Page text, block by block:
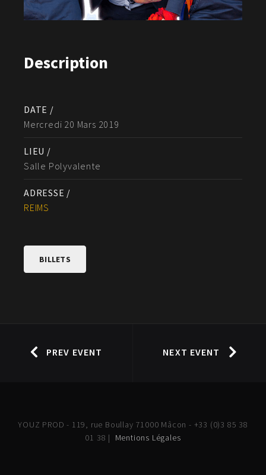
Description
DATE /
Mercredi 20 Mars 2019
LIEU /
Salle Polyvalente
ADRESSE /
REIMS
BILLETS
PREV EVENT NEXT EVENT
YOUZ PROD - 119, rue Boullay 71000 Mâcon - +33 (0)3 85 38
01 38 | Mentions Légales